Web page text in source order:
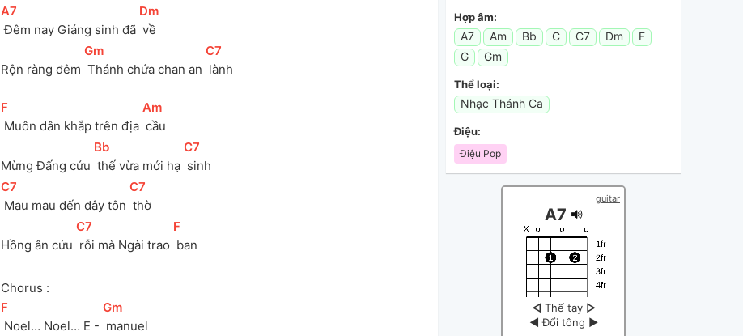
[
A7
Đêm nay Giáng sinh đã
[Dm
về
Rộn ràng đêm
[
Gm
Thánh chứa chan an
[
C7
lành
[F
Muôn dân khắp trên địa
[
Am
cầu
Mừng Đấng cứu
[Bb
thế vừa mới hạ
[
C7
sinh
[
C7
Mau mau đến đây tôn
[
C7
thờ
Hồng ân cứu
[
C7
rỗi mà Ngài trao
[F
ban
Chorus :
[F
Noel… Noel… E -
[
Gm
manuel
Hợp âm:
A7 Am Bb C C7 Dm
F
G
Gm
Thể loại:
Nhạc Thánh Ca
Điệu:
Điệu Pop
guitar
A7
◁ Thế tay ▷
◀ Đổi tông ▶